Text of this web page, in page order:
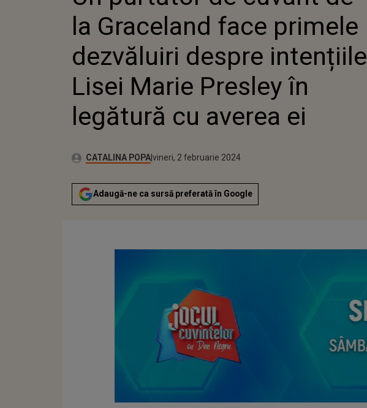
PRESLEY ÎN LEGĂTURĂ CU AVEREA EI
la Graceland face primele
dezvăluiri despre intențiile
Lisei Marie Presley în
legătură cu averea ei
Autor:CATALINA POPAPublicat:
joi, 2 februarie 2023
Actualizat:
vineri, 2 februarie 2024
Adaugă-ne ca sursă preferată în Google